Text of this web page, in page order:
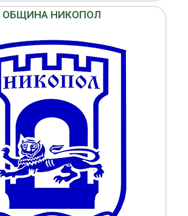
ОБЩИНА НИКОПОЛ